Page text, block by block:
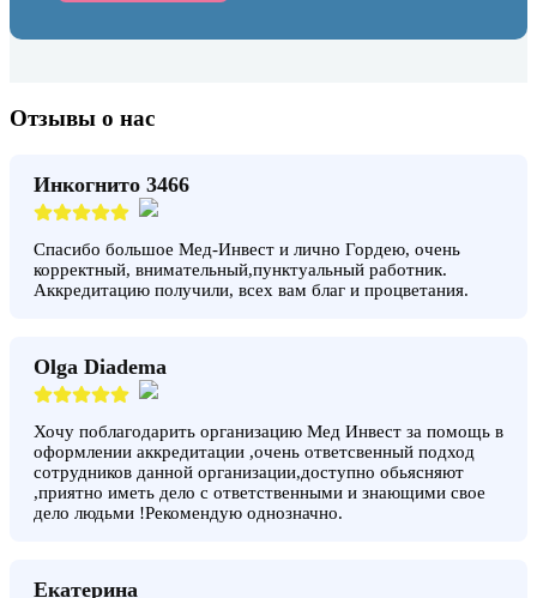
Отзывы о нас
Инкогнито 3466
Спасибо большое Мед-Инвест и лично Гордею, очень
корректный, внимательный,пунктуальный работник.
Аккредитацию получили, всех вам благ и процветания.
Olga Diadema
Хочу поблагодарить организацию Мед Инвест за помощь в
оформлении аккредитации ,очень ответсвенный подход
сотрудников данной организации,доступно обьясняют
,приятно иметь дело с ответственными и знающими свое
дело людьми !Рекомендую однозначно.
Екатерина